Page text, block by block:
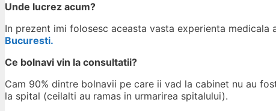
Unde lucrez acum?
In prezent imi folosesc aceasta vasta experienta medicala
Bucuresti.
Ce bolnavi vin la consultatii?
Cam 90% dintre bolnavii pe care ii vad la cabinet nu au
la spital (ceilalti au ramas in urmarirea spitalului).